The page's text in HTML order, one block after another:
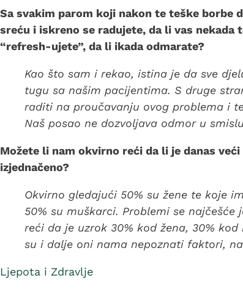
Sa svakim parom koji nakon te teške borbe
sreću i iskreno se radujete, da li vas
“refresh-ujete”, da li ikada odmarate?
Kao što sam i rekao, istina je da sve
tugu sa našim pacijentima. S druge
raditi na proučavanju ovog problema i
Naš posao ne dozvoljava odmor u
Možete li nam okvirno reći da li je danas
izjednačeno?
Okvirno gledajući 50% su žene te koje
50% su muškarci. Problemi se
reći da je uzrok 30% kod žena, 30%
su i dalje oni nama nepoznati faktori,
Ljepota i Zdravlje